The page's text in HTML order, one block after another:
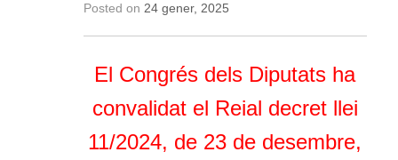
Posted on 24 gener, 2025
El Congrés dels Diputats ha
convalidat el Reial decret llei
11/2024, de 23 de desembre,